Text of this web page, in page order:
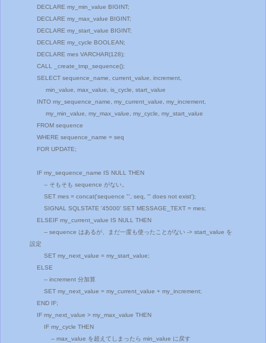
DECLARE my_min_value BIGINT;
DECLARE my_max_value BIGINT;
DECLARE my_start_value BIGINT;
DECLARE my_cycle BOOLEAN;
DECLARE mes VARCHAR(128);
CALL _create_tmp_sequence();
SELECT sequence_name, current_value, increment,
min_value, max_value, is_cycle, start_value
INTO my_sequence_name, my_current_value, my_increment,
my_min_value, my_max_value, my_cycle, my_start_value
FROM sequence
WHERE sequence_name = seq
FOR UPDATE;
IF my_sequence_name IS NULL THEN
-- そもそも sequence がない。
SET mes = concat('sequence "', seq, '" does not exist');
SIGNAL SQLSTATE '45000' SET MESSAGE_TEXT = mes;
ELSEIF my_current_value IS NULL THEN
-- sequence はあるが、まだ一度も使ったことがない -> start_value を
設定
SET my_next_value = my_start_value;
ELSE
-- increment 分加算
SET my_next_value = my_current_value + my_increment;
END IF;
IF my_next_value > my_max_value THEN
IF my_cycle THEN
-- max_value を超えてしまったら min_value に戻す